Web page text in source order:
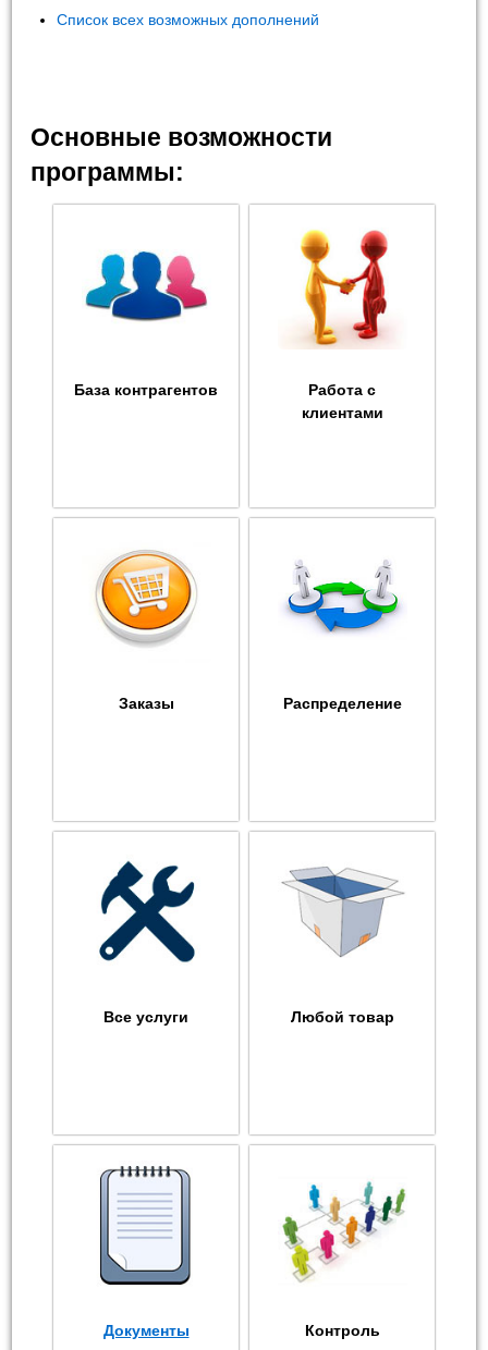
Список всех возможных дополнений
Основные возможности
программы:
База контрагентов
Работа с
клиентами
Заказы Распределение
Все услуги Любой товар
Документы
Контроль